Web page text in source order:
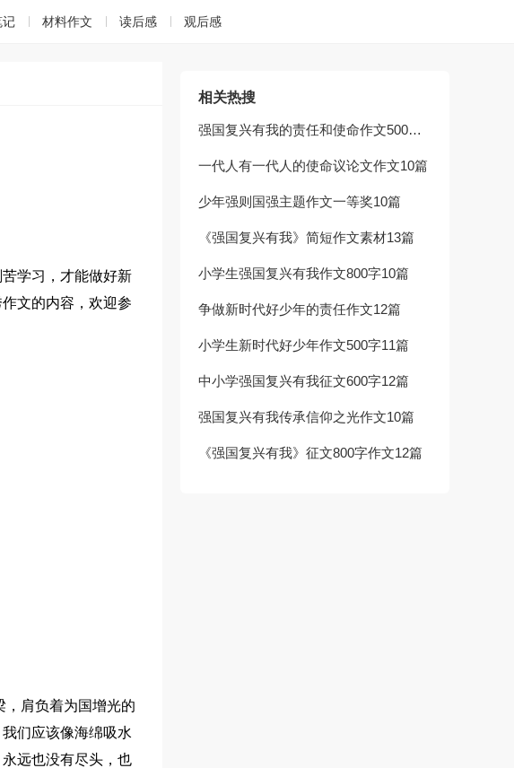
记 材料作文 读后感 观后感
学习，才能做好新
文的内容，欢迎参
，肩负着为国增光的
们应该像海绵吸水
远也没有尽头，也
相关热搜
强国复兴有我的责任和使命作文500字10篇
一代人有一代人的使命议论文作文10篇
少年强则国强主题作文一等奖10篇
《强国复兴有我》简短作文素材13篇
小学生强国复兴有我作文800字10篇
争做新时代好少年的责任作文12篇
小学生新时代好少年作文500字11篇
中小学强国复兴有我征文600字12篇
强国复兴有我传承信仰之光作文10篇
《强国复兴有我》征文800字作文12篇